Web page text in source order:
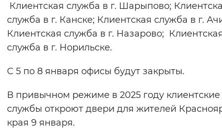
Клиентская служба в г. Шарыпово;
служба в г. Канске; Клиентская служба в г.
Клиентская служба в г. Назарово;
служба в г. Норильске.
С 5 по 8 января офисы будут закрыты.
В привычном режиме в 2025 году клиентские
службы откроют двери для жителей
края 9 января.